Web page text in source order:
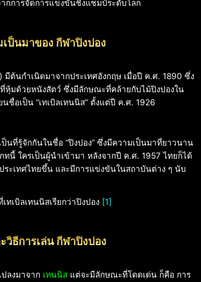
กการจัดการแข่งขันชิงแชมป์ระดับโลก
ป็นมาของ กีฬาปิงปอง
มีต้นกำเนิดมาจากประเทศอังกฤษ เมื่อปี ค.ศ. 1890 ซึ่ง
หุ้มด้วยหนังสัตว์ ซึ่งมีลักษณะที่คล้ายกับไม้ปิงปองใน
ชื่อเป็น “เทเบิลเทนนิส” ตั้งแต่ปี ค.ศ. 1926
นที่รู้จักกันในชื่อ “ปิงปอง” ซึ่งมีความเป็นมาที่ยาวนาน
นี้ ใครเป็นผู้นำเข้ามา หลังจากปี ค.ศ. 1957 ไทยก็ได้
ระเทศไทยขึ้น และมีการแข่งขันในสถาบันต่าง ๆ นับ
ทเบิลเทนนิสเรียกว่าปิงปอง [1]
วิธีการเล่น กีฬาปิงปอง
ลงมาจาก เทนนิส แต่จะมีลักษณะที่โดดเด่น ก็คือ การ